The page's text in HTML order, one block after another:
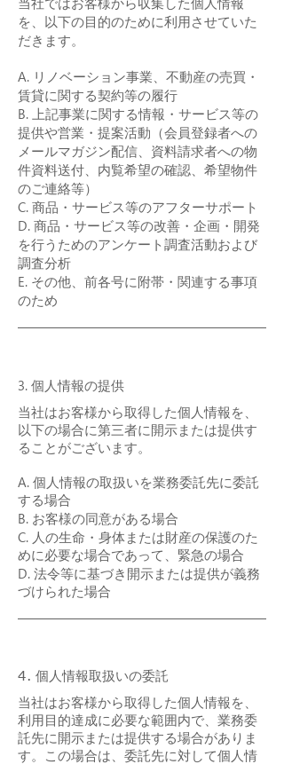
を、以下の目的のために利用させていた
だきます。
A. リノベーション事業、不動産の売買・
賃貸に関する契約等の履行
B. 上記事業に関する情報・サービス等の
提供や営業・提案活動（会員登録者への
メールマガジン配信、資料請求者への物
件資料送付、内覧希望の確認、希望物件
のご連絡等）
C. 商品・サービス等のアフターサポート
D. 商品・サービス等の改善・企画・開発
を行うためのアンケート調査活動および
調査分析
E. その他、前各号に附帯・関連する事項
のため
3. 個人情報の提供
当社はお客様から取得した個人情報を、
以下の場合に第三者に開示または提供す
ることがございます。
A. 個人情報の取扱いを業務委託先に委託
する場合
B. お客様の同意がある場合
C. 人の生命・身体または財産の保護のた
めに必要な場合であって、緊急の場合
D. 法令等に基づき開示または提供が義務
づけられた場合
4. 個人情報取扱いの委託
当社はお客様から取得した個人情報を、
利用目的達成に必要な範囲内で、業務委
託先に開示または提供する場合がありま
す。この場合は、委託先に対して個人情